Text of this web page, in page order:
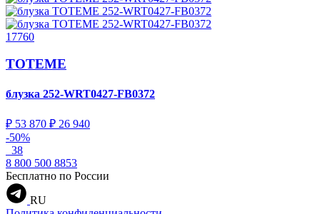
17760
TOTEME
блузка 252-WRT0427-FB0372
₽ 53 870 ₽ 26 940
-50%
38
8 800 500 8853
Бесплатно по России
RU